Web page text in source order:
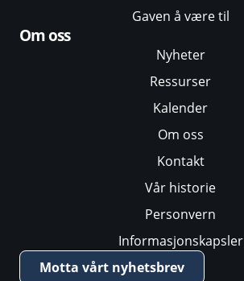
Gaven å være til
Om oss
Nyheter
Ressurser
Kalender
Om oss
Kontakt
Vår historie
Personvern
Informasjonskapsler
Motta vårt nyhetsbrev